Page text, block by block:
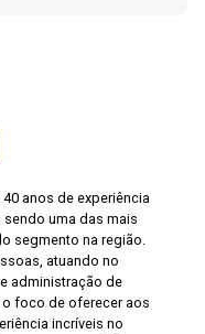
anos de experiência
uma das mais
segmento na região.
atuando no
administração de
foco de oferecer aos
incríveis no